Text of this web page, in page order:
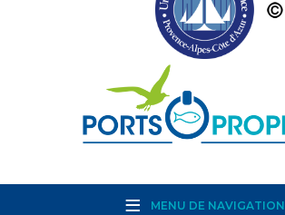
MENU DE NAVIGATION